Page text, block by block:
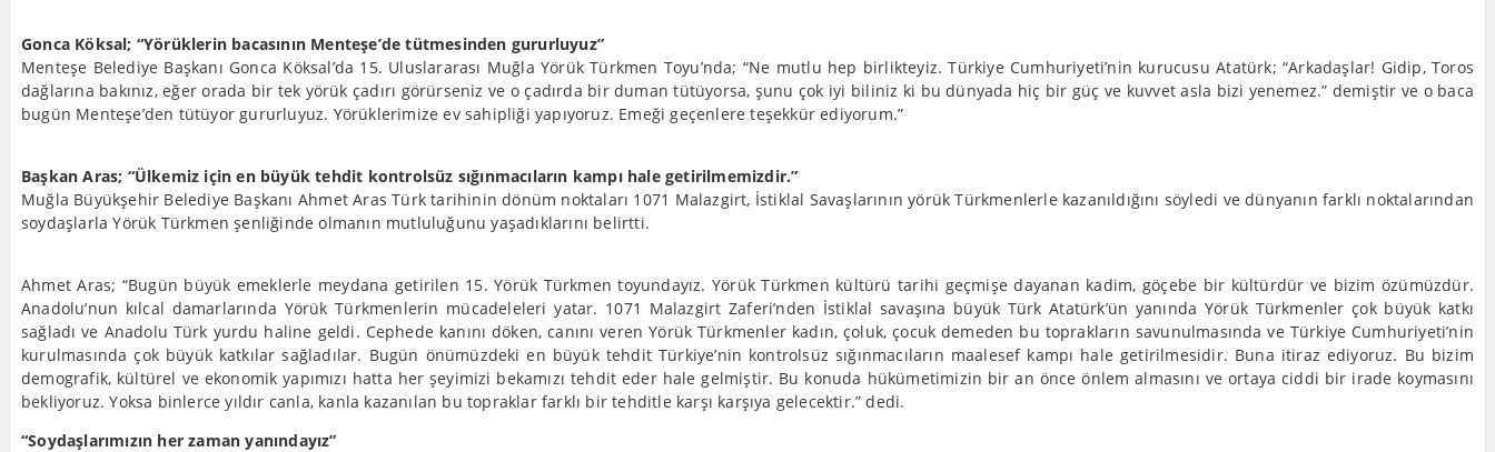
Gonca Köksal; “Yörüklerin bacasının Menteşe’de tütmesinden gururluyuz”
Menteşe Belediye Başkanı Gonca Köksal’da 15. Uluslararası Muğla Yörük Türkmen Toyu’nda; “Ne mutlu hep birlikteyiz. Türkiye Cumhuriyeti’nin kurucusu Atatürk; “Arkadaşlar! Gidip, Toros
dağlarına bakınız, eğer orada bir tek yörük çadırı görürseniz ve o çadırda bir duman tütüyorsa, şunu çok iyi biliniz ki bu dünyada hiç bir güç ve kuvvet asla bizi yenemez.” demiştir ve o baca
bugün Menteşe’den tütüyor gururluyuz. Yörüklerimize ev sahipliği yapıyoruz. Emeği geçenlere teşekkür ediyorum.”
Başkan Aras; “Ülkemiz için en büyük tehdit kontrolsüz sığınmacıların kampı hale getirilmemizdir.”
Muğla Büyükşehir Belediye Başkanı Ahmet Aras Türk tarihinin dönüm noktaları 1071 Malazgirt, İstiklal Savaşlarının yörük Türkmenlerle kazanıldığını söyledi ve dünyanın farklı noktalarından
soydaşlarla Yörük Türkmen şenliğinde olmanın mutluluğunu yaşadıklarını belirtti.
Ahmet Aras; “Bugün büyük emeklerle meydana getirilen 15. Yörük Türkmen toyundayız. Yörük Türkmen kültürü tarihi geçmişe dayanan kadim, göçebe bir kültürdür ve bizim özümüzdür.
Anadolu’nun kılcal damarlarında Yörük Türkmenlerin mücadeleleri yatar. 1071 Malazgirt Zaferi’nden İstiklal savaşına büyük Türk Atatürk’ün yanında Yörük Türkmenler çok büyük katkı
sağladı ve Anadolu Türk yurdu haline geldi. Cephede kanını döken, canını veren Yörük Türkmenler kadın, çoluk, çocuk demeden bu toprakların savunulmasında ve Türkiye Cumhuriyeti’nin
kurulmasında çok büyük katkılar sağladılar. Bugün önümüzdeki en büyük tehdit Türkiye’nin kontrolsüz sığınmacıların maalesef kampı hale getirilmesidir. Buna itiraz ediyoruz. Bu bizim
demografik, kültürel ve ekonomik yapımızı hatta her şeyimizi bekamızı tehdit eder hale gelmiştir. Bu konuda hükümetimizin bir an önce önlem almasını ve ortaya ciddi bir irade koymasını
bekliyoruz. Yoksa binlerce yıldır canla, kanla kazanılan bu topraklar farklı bir tehditle karşı karşıya gelecektir.” dedi.
“Soydaşlarımızın her zaman yanındayız”